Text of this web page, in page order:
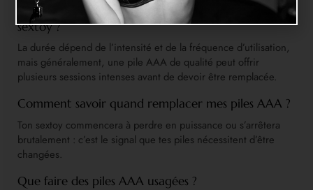
Combien de temps durent les piles AAA dans un
sextoy ?
La durée dépend de l’intensité et de la fréquence d’utilisation,
mais généralement, une pile AAA de qualité peut offrir
plusieurs sessions intenses avant de devoir être remplacée.
Comment savoir quand remplacer mes piles AAA ?
Ton sextoy commencera à perdre en puissance ou s’arrêtera
brutalement : c’est le signal que tes piles nécessitent d’être
changées.
Que faire des piles AAA usagées ?